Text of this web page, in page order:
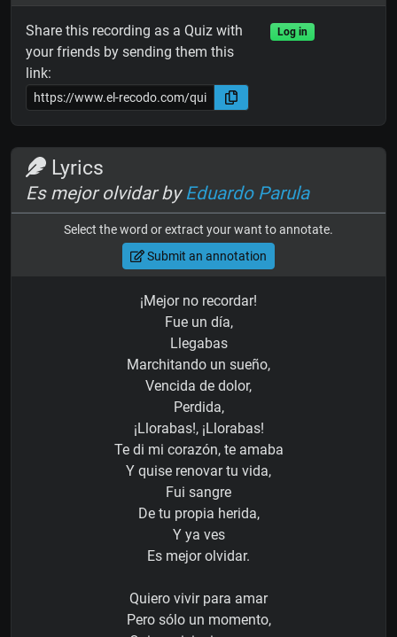
Share this recording as a Quiz with
your friends by sending them this
link:
Log in
Lyrics
Es mejor olvidar byEduardo Parula
Select the word or extract your want to annotate.
Submit an annotation
¡Mejor no recordar!
Fue un día,
Llegabas
Marchitando un sueño,
Vencida de dolor,
Perdida,
¡Llorabas!, ¡Llorabas!
Te di mi corazón, te amaba
Y quise renovar tu vida,
Fui sangre
De tu propia herida,
Y ya ves
Es mejor olvidar.
Quiero vivir para amar
Pero sólo un momento,